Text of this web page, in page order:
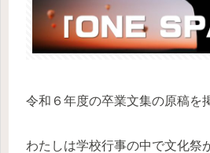
令和６年度の卒業文集の原稿を
わたしは学校行事の中で文化祭